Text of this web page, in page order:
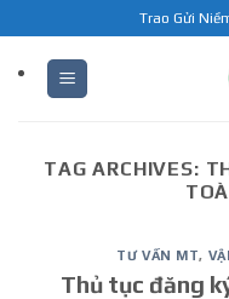
to
content
Trao Gửi
TAG ARCHIVES:
TƯ VẤN MT,
Thủ tục đăng